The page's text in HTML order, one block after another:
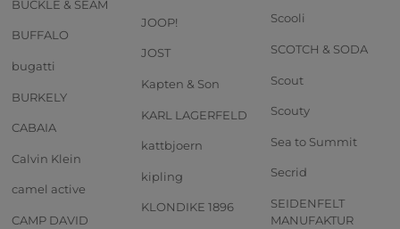
BUCKLE & SEAM
BUFFALO
bugatti
BURKELY
CABAIA
Calvin Klein
camel active
CAMP DAVID
JOOP!
JOST
Kapten & Son
KARL LAGERFELD
kattbjoern
kipling
KLONDIKE 1896
Scooli
SCOTCH & SODA
Scout
Scouty
Sea to Summit
Secrid
SEIDENFELT
MANUFAKTUR